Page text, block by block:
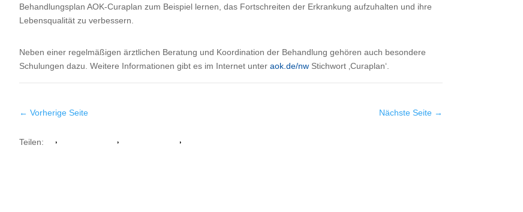
Behandlungsplan AOK-Curaplan zum Beispiel lernen, das Fortschreiten der Erkrankung aufzuhalten und ihre
Lebensqualität zu verbessern.
Neben einer regelmäßigen ärztlichen Beratung und Koordination der Behandlung gehören auch besondere
Schulungen dazu. Weitere Informationen gibt es im Internet unter aok.de/nwStichwort ‚Curaplan‘.
← Vorherige Seite Nächste Seite→
Teilen: Facebook Whatsapp Twitter